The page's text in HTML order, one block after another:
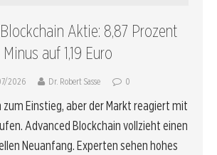
Aktie: 8,87 Prozent
Minus auf 1,19 Euro
2026 Dr. Robert Sasse 0
Einstieg, aber der Markt reagiert mit
Advanced Blockchain vollzieht einen
Neuanfang. Experten sehen hohes